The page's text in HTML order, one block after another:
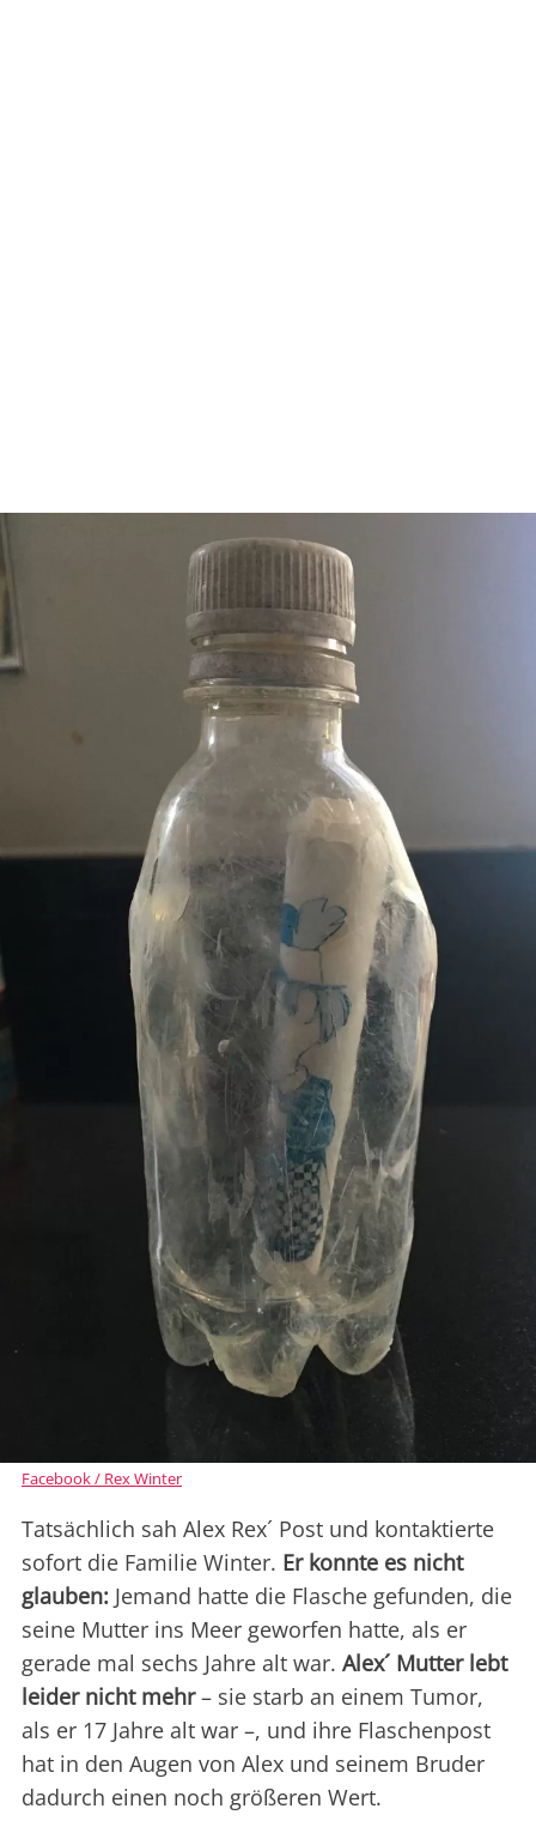
Facebook / Rex Winter
Tatsächlich sah Alex Rex´ Post und kontaktierte
sofort die Familie Winter. Er konnte es nicht
glauben: Jemand hatte die Flasche gefunden, die
seine Mutter ins Meer geworfen hatte, als er
gerade mal sechs Jahre alt war. Alex´ Mutter lebt
leider nicht mehr– sie starb an einem Tumor,
als er 17 Jahre alt war –, und ihre Flaschenpost
hat in den Augen von Alex und seinem Bruder
dadurch einen noch größeren Wert.